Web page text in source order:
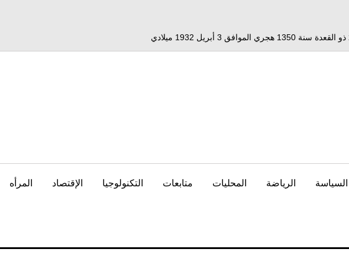
السياسة الرياضة المحليات متابعات التكنولوجيا الإقتصاد المرأه